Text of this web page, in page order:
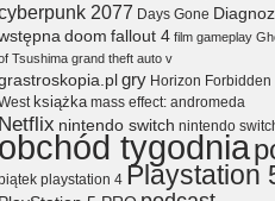
2077 Days Gone
doom fallout 4 film gameplay
Tsushima grand theft auto v
gry Horizon Forbidden
książka mass effect: andromeda
nintendo switch nintendo
tygodnia
playstation 4 Playstation